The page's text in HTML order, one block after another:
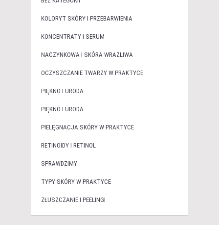
KOLORYT SKÓRY I PRZEBARWIENIA
KONCENTRATY I SERUM
NACZYNKOWA I SKÓRA WRAŻLIWA
OCZYSZCZANIE TWARZY W PRAKTYCE
PIĘKNO I URODA
PIĘKNO I URODA
PIELĘGNACJA SKÓRY W PRAKTYCE
RETINOIDY I RETINOL
SPRAWDZIMY
TYPY SKÓRY W PRAKTYCE
ZŁUSZCZANIE I PEELINGI